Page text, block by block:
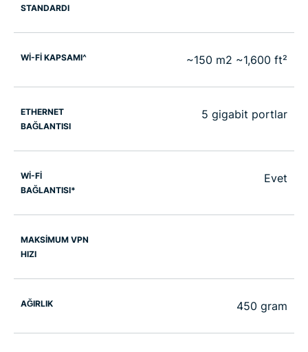
STANDARDI
Wİ-Fİ KAPSAMI^ ~150 m2 ~1,600 ft²
ETHERNET
BAĞLANTISI
5 gigabit portlar
Wİ-Fİ
BAĞLANTISI*
Evet
MAKSİMUM VPN
HIZI
AĞIRLIK 450 gram